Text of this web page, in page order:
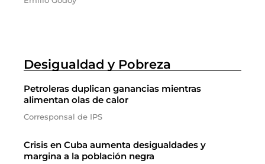
Desigualdad y Pobreza
Petroleras duplican ganancias mientras
alimentan olas de calor
Corresponsal de IPS
Crisis en Cuba aumenta desigualdades y
margina a la población negra